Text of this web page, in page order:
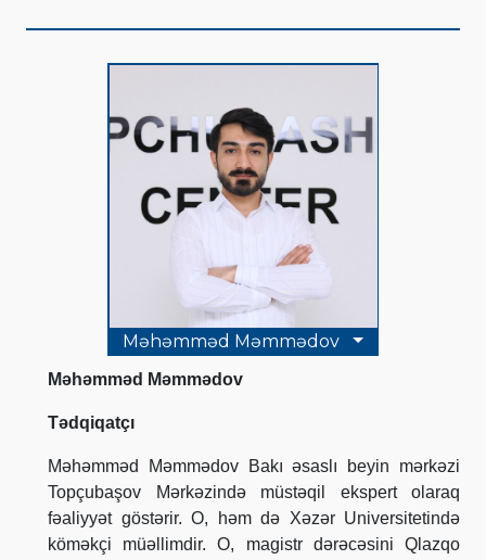
Məhəmməd Məmmədov
Məhəmməd Məmmədov
Tədqiqatçı
Məhəmməd Məmmədov Bakı əsaslı beyin mərkəzi
Topçubaşov Mərkəzində müstəqil ekspert olaraq
fəaliyyət göstərir. O, həm də Xəzər Universitetində
köməkçi müəllimdir. O, magistr dərəcəsini Qlazqo